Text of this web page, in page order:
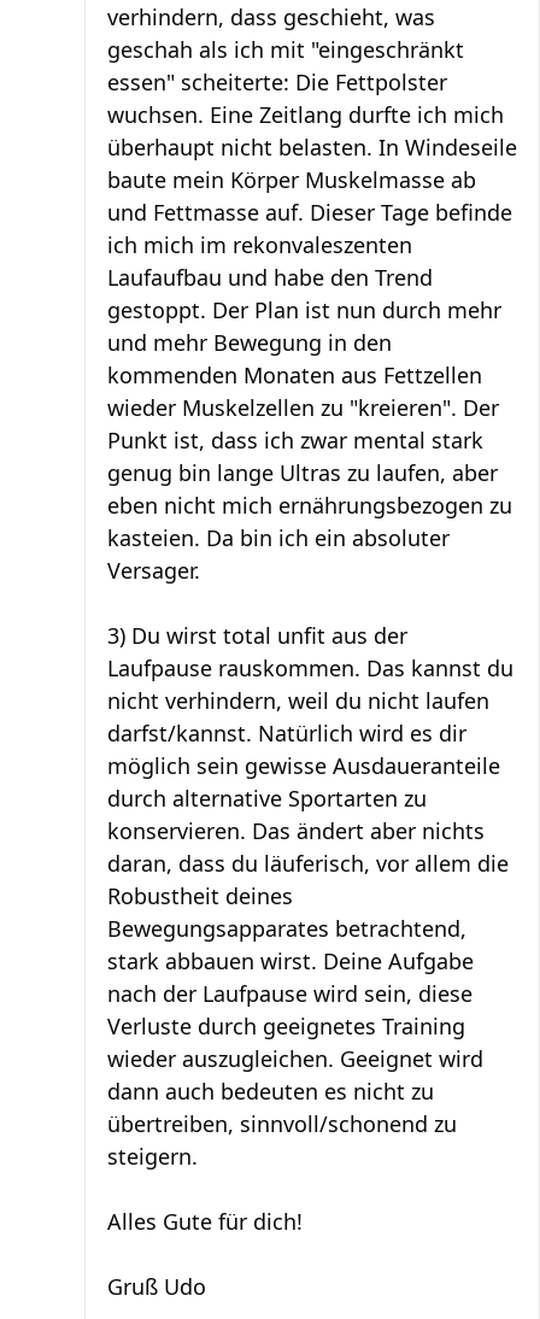
verhindern, dass geschieht, was
geschah als ich mit "eingeschränkt
essen" scheiterte: Die Fettpolster
wuchsen. Eine Zeitlang durfte ich mich
überhaupt nicht belasten. In Windeseile
baute mein Körper Muskelmasse ab
und Fettmasse auf. Dieser Tage befinde
ich mich im rekonvaleszenten
Laufaufbau und habe den Trend
gestoppt. Der Plan ist nun durch mehr
und mehr Bewegung in den
kommenden Monaten aus Fettzellen
wieder Muskelzellen zu "kreieren". Der
Punkt ist, dass ich zwar mental stark
genug bin lange Ultras zu laufen, aber
eben nicht mich ernährungsbezogen zu
kasteien. Da bin ich ein absoluter
Versager.
3) Du wirst total unfit aus der
Laufpause rauskommen. Das kannst du
nicht verhindern, weil du nicht laufen
darfst/kannst. Natürlich wird es dir
möglich sein gewisse Ausdaueranteile
durch alternative Sportarten zu
konservieren. Das ändert aber nichts
daran, dass du läuferisch, vor allem die
Robustheit deines
Bewegungsapparates betrachtend,
stark abbauen wirst. Deine Aufgabe
nach der Laufpause wird sein, diese
Verluste durch geeignetes Training
wieder auszugleichen. Geeignet wird
dann auch bedeuten es nicht zu
übertreiben, sinnvoll/schonend zu
steigern.
Alles Gute für dich!
Gruß Udo